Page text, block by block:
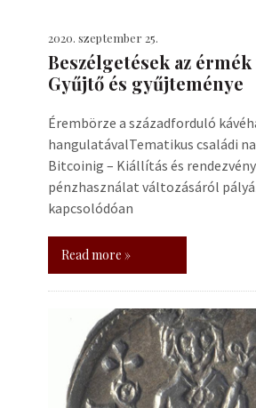
2020. szeptember 25.
Beszélgetések az
Gyűjtő és gyűjteménye
Érembörze a századforduló
hangulatávalTematikus családi
Bitcoinig – Kiállítás és
pénzhasználat változásáról
kapcsolódóan
Read more »